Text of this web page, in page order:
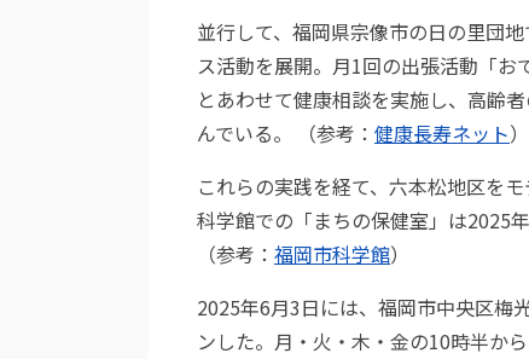
並行して、福岡県宗像市の日の里団
ス活動を展開。月1回の出張活動「
とあわせて健康相談を実施し、高齢
んでいる。 （参考： 健康長寿ネット）
これらの実践を経て、六本松地区を
科学館での「まちの保健室」は2025
（参考： 福岡市科学館）
2025年6月3日には、福岡市中央区梅
ンした。月・火・木・金の10時半か